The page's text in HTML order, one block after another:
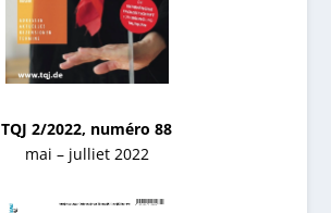
TQJ 2/2022, numéro 88
mai – julliet 2022